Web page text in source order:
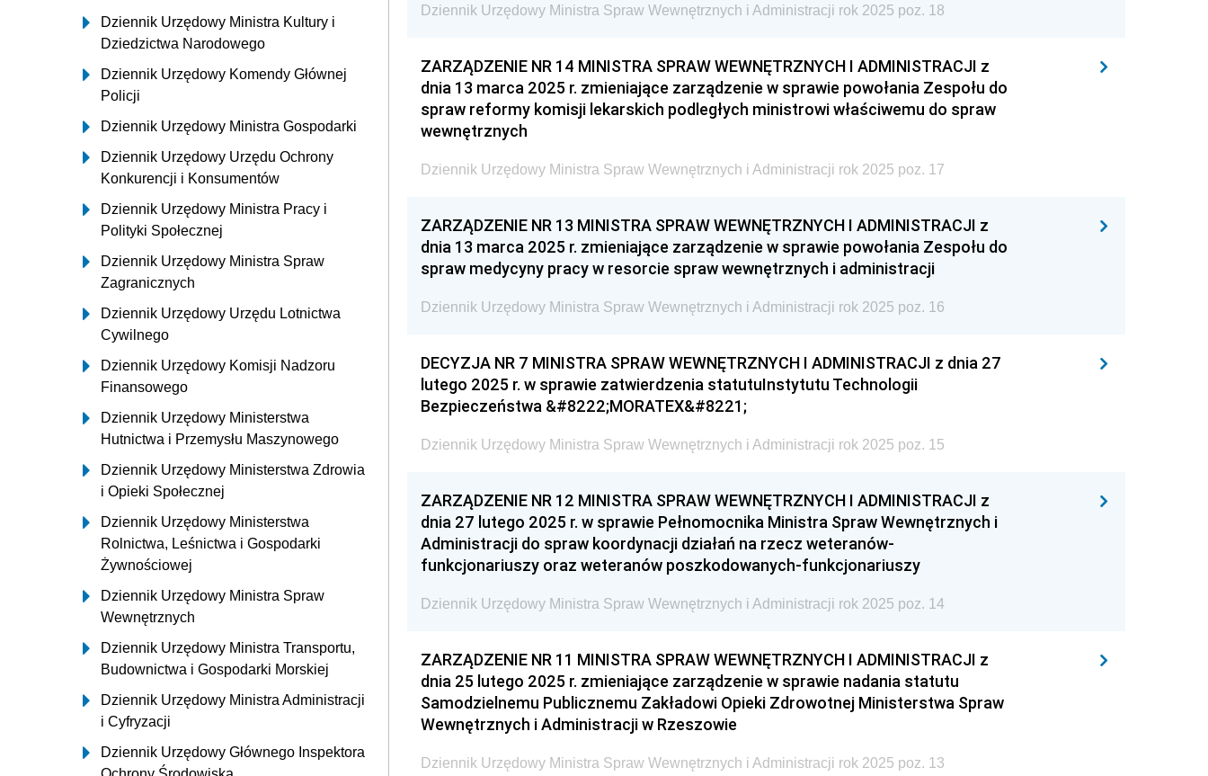
Dziennik Urzędowy Ministra Kultury i
Dziedzictwa Narodowego
Dziennik Urzędowy Komendy Głównej
Policji
Dziennik Urzędowy Ministra Gospodarki
Dziennik Urzędowy Urzędu Ochrony
Konkurencji i Konsumentów
Dziennik Urzędowy Ministra Pracy i
Polityki Społecznej
Dziennik Urzędowy Ministra Spraw
Zagranicznych
Dziennik Urzędowy Urzędu Lotnictwa
Cywilnego
Dziennik Urzędowy Komisji Nadzoru
Finansowego
Dziennik Urzędowy Ministerstwa
Hutnictwa i Przemysłu Maszynowego
Dziennik Urzędowy Ministerstwa Zdrowia
i Opieki Społecznej
Dziennik Urzędowy Ministerstwa
Rolnictwa, Leśnictwa i Gospodarki
Żywnościowej
Dziennik Urzędowy Ministra Spraw
Wewnętrznych
Dziennik Urzędowy Ministra Transportu,
Budownictwa i Gospodarki Morskiej
Dziennik Urzędowy Ministra Administracji
i Cyfryzacji
Dziennik Urzędowy Głównego Inspektora
Dziennik Urzędowy Ministra Spraw Wewnętrznych i Administracji rok 2025 poz. 18
ZARZĄDZENIE NR 14 MINISTRA SPRAW WEWNĘTRZNYCH I ADMINISTRACJI z
dnia 13 marca 2025 r. zmieniające zarządzenie w sprawie powołania Zespołu do
spraw reformy komisji lekarskich podległych ministrowi właściwemu do spraw
wewnętrznych
Dziennik Urzędowy Ministra Spraw Wewnętrznych i Administracji rok 2025 poz. 17
ZARZĄDZENIE NR 13 MINISTRA SPRAW WEWNĘTRZNYCH I ADMINISTRACJI z
dnia 13 marca 2025 r. zmieniające zarządzenie w sprawie powołania Zespołu do
spraw medycyny pracy w resorcie spraw wewnętrznych i administracji
Dziennik Urzędowy Ministra Spraw Wewnętrznych i Administracji rok 2025 poz. 16
DECYZJA NR 7 MINISTRA SPRAW WEWNĘTRZNYCH I ADMINISTRACJI z dnia 27
lutego 2025 r. w sprawie zatwierdzenia statutuInstytutu Technologii
Bezpieczeństwa &#8222;MORATEX&#8221;
Dziennik Urzędowy Ministra Spraw Wewnętrznych i Administracji rok 2025 poz. 15
ZARZĄDZENIE NR 12 MINISTRA SPRAW WEWNĘTRZNYCH I ADMINISTRACJI z
dnia 27 lutego 2025 r. w sprawie Pełnomocnika Ministra Spraw Wewnętrznych i
Administracji do spraw koordynacji działań na rzecz weteranów-
funkcjonariuszy oraz weteranów poszkodowanych-funkcjonariuszy
Dziennik Urzędowy Ministra Spraw Wewnętrznych i Administracji rok 2025 poz. 14
ZARZĄDZENIE NR 11 MINISTRA SPRAW WEWNĘTRZNYCH I ADMINISTRACJI z
dnia 25 lutego 2025 r. zmieniające zarządzenie w sprawie nadania statutu
Samodzielnemu Publicznemu Zakładowi Opieki Zdrowotnej Ministerstwa Spraw
Wewnętrznych i Administracji w Rzeszowie
Dziennik Urzędowy Ministra Spraw Wewnętrznych i Administracji rok 2025 poz. 13